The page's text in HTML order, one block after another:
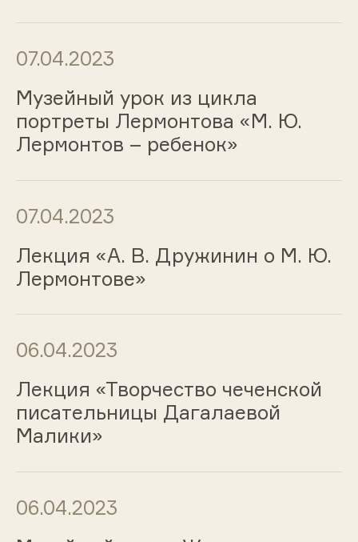
07.04.2023
Музейный урок из цикла
портреты Лермонтова «М. Ю.
Лермонтов – ребенок»
07.04.2023
Лекция «А. В. Дружинин о М. Ю.
Лермонтове»
06.04.2023
Лекция «Творчество чеченской
писательницы Дагалаевой
Малики»
06.04.2023